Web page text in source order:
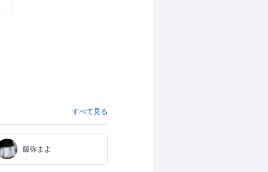
すべて見る
藤弥まよ